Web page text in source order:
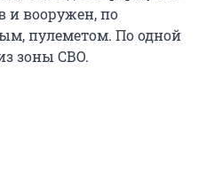
и вооружен, по
пулеметом. По одной
зоны СВО.